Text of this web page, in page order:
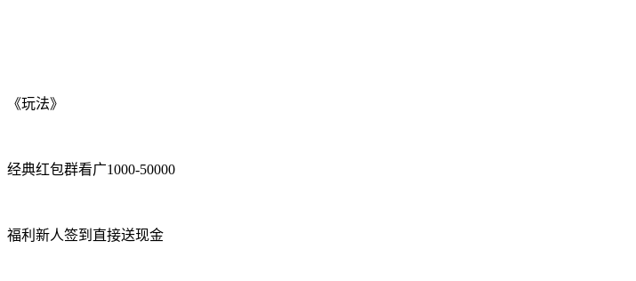
《玩法》
经典红包群看广1000-50000
福利新人签到直接送现金